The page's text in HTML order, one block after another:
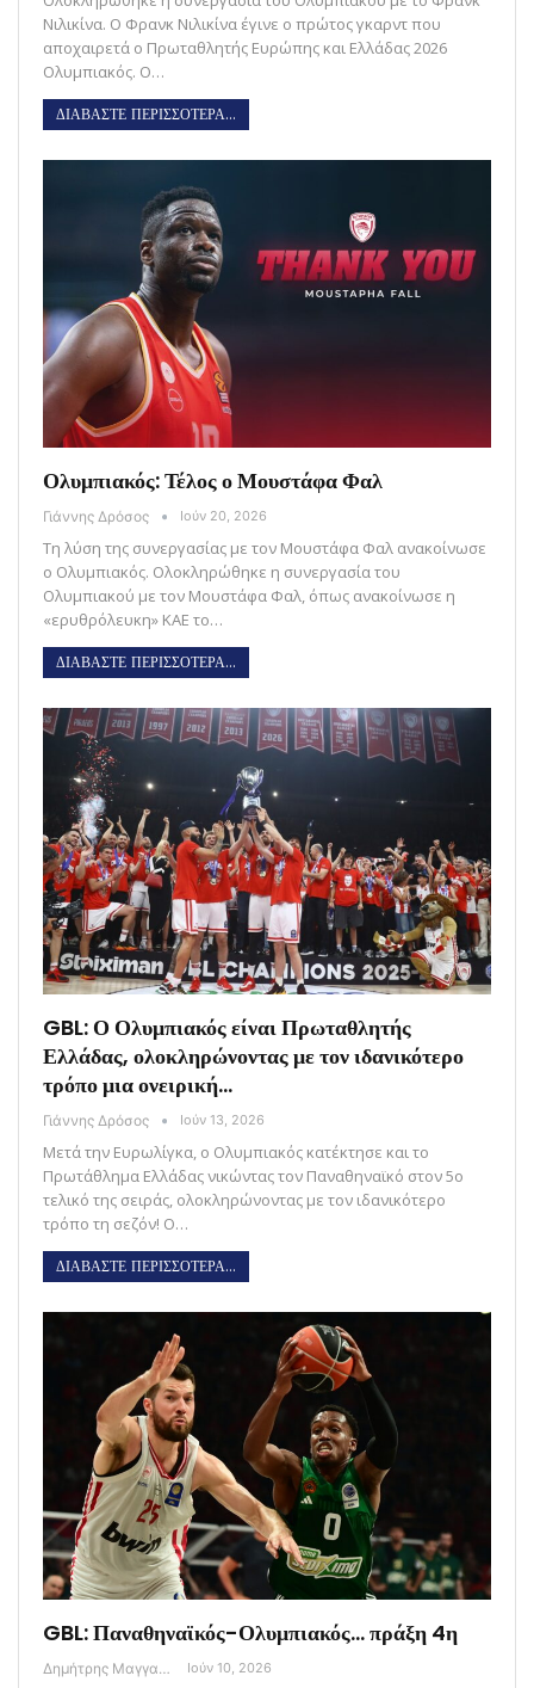
Νιλικίνα. Ο Φρανκ Νιλικίνα έγινε ο πρώτος γκαρντ που
αποχαιρετά ο Πρωταθλητής Ευρώπης και Ελλάδας 2026
Ολυμπιακός. Ο…
ΔΙΑΒΑΣΤΕ ΠΕΡΙΣΣΟΤΕΡΑ...
Ολυμπιακός: Τέλος ο Μουστάφα Φαλ
Γιάννης Δρόσος Ιούν 20, 2026
Τη λύση της συνεργασίας με τον Μουστάφα Φαλ ανακοίνωσε
ο Ολυμπιακός. Ολοκληρώθηκε η συνεργασία του
Ολυμπιακού με τον Μουστάφα Φαλ, όπως ανακοίνωσε η
«ερυθρόλευκη» ΚΑΕ το…
ΔΙΑΒΑΣΤΕ ΠΕΡΙΣΣΟΤΕΡΑ...
GBL: Ο Ολυμπιακός είναι Πρωταθλητής
Ελλάδας, ολοκληρώνοντας με τον ιδανικότερο
τρόπο μια ονειρική…
Γιάννης Δρόσος Ιούν 13, 2026
Μετά την Ευρωλίγκα, ο Ολυμπιακός κατέκτησε και το
Πρωτάθλημα Ελλάδας νικώντας τον Παναθηναϊκό στον 5ο
τελικό της σειράς, ολοκληρώνοντας με τον ιδανικότερο
τρόπο τη σεζόν! Ο…
ΔΙΑΒΑΣΤΕ ΠΕΡΙΣΣΟΤΕΡΑ...
GBL: Παναθηναϊκός-Ολυμπιακός… πράξη 4η
Δημήτρης Μαγγανάρης Ιούν 10, 2026